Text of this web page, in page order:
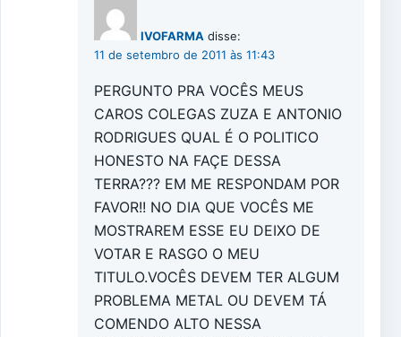
IVOFARMA disse:
11 de setembro de 2011 às 11:43
PERGUNTO PRA VOCÊS MEUS
CAROS COLEGAS ZUZA E ANTONIO
RODRIGUES QUAL É O POLITICO
HONESTO NA FAÇE DESSA
TERRA??? EM ME RESPONDAM POR
FAVOR!! NO DIA QUE VOCÊS ME
MOSTRAREM ESSE EU DEIXO DE
VOTAR E RASGO O MEU
TITULO.VOCÊS DEVEM TER ALGUM
PROBLEMA METAL OU DEVEM TÁ
COMENDO ALTO NESSA